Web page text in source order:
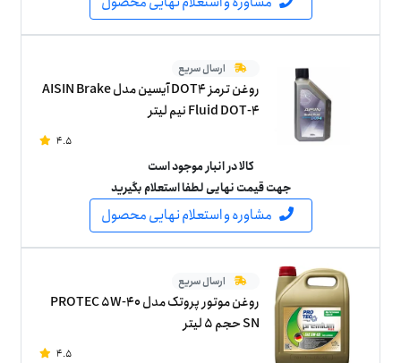
ارسال سریع
روغن ترمز DOT4 آیسین مدل AISIN Brake
Fluid DOT-4 نیم لیتر
4.5
کالا در انبار موجود است
جهت قیمت نهایی لطفا استعلام بگیرید
مشاوره و استعلام نهایی محصول
ارسال سریع
روغن موتور پروتک مدل PROTEC 5W-40
SN حجم 5 لیتر
4.5